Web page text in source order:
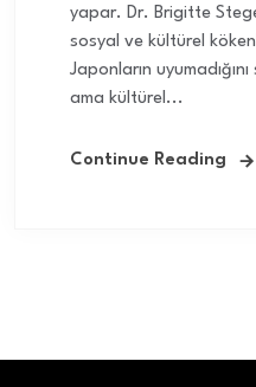
yapar. Dr. Brigitte
sosyal ve kültürel
Japonların
ama kültürel...
Continue Reading